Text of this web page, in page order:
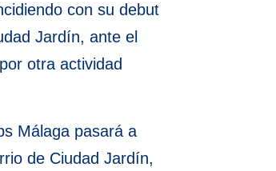
con su debut
Jardín, ante el
otra actividad
Málaga pasará a
de Ciudad Jardín,